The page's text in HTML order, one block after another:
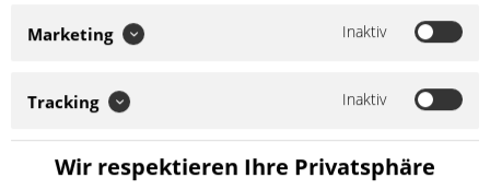
Husqvarna Hyosung Indian Italjet
Marketing Inaktiv
Tracking Inaktiv
Wir respektieren Ihre Privatsphäre